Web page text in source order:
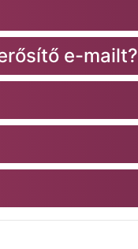
e-mailt?